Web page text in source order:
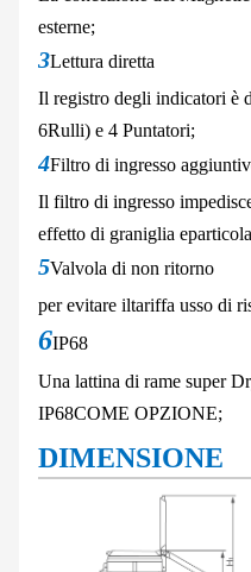
esterne;
3Lettura diretta
Il registro degli indicatori è
6Rulli) e 4 Puntatori;
4Filtro di ingresso
Il filtro di ingresso
effetto di graniglia e
5Valvola di non ritorno
per evitare iltariffa usso di
6IP68
Una lattina di rame super
IP68COME OPZIONE;
DIMENSIONE